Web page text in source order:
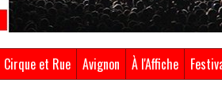
Cirque et Rue Avignon À l'Affiche